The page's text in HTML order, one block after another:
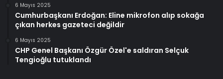
6 Mayıs 2025
Cumhurbaşkanı Erdoğan: Eline mikrofon alıp sokağa
çıkan herkes gazeteci değildir
6 Mayıs 2025
CHP Genel Başkanı Özgür Özel'e saldıran Selçuk
Tengioğlu tutuklandı